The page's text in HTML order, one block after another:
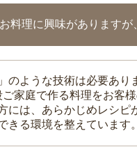
お料理に興味があります
のような技術は必要あり
家庭で作る料理をお客
には、あらかじめレシ
きる環境を整えています。